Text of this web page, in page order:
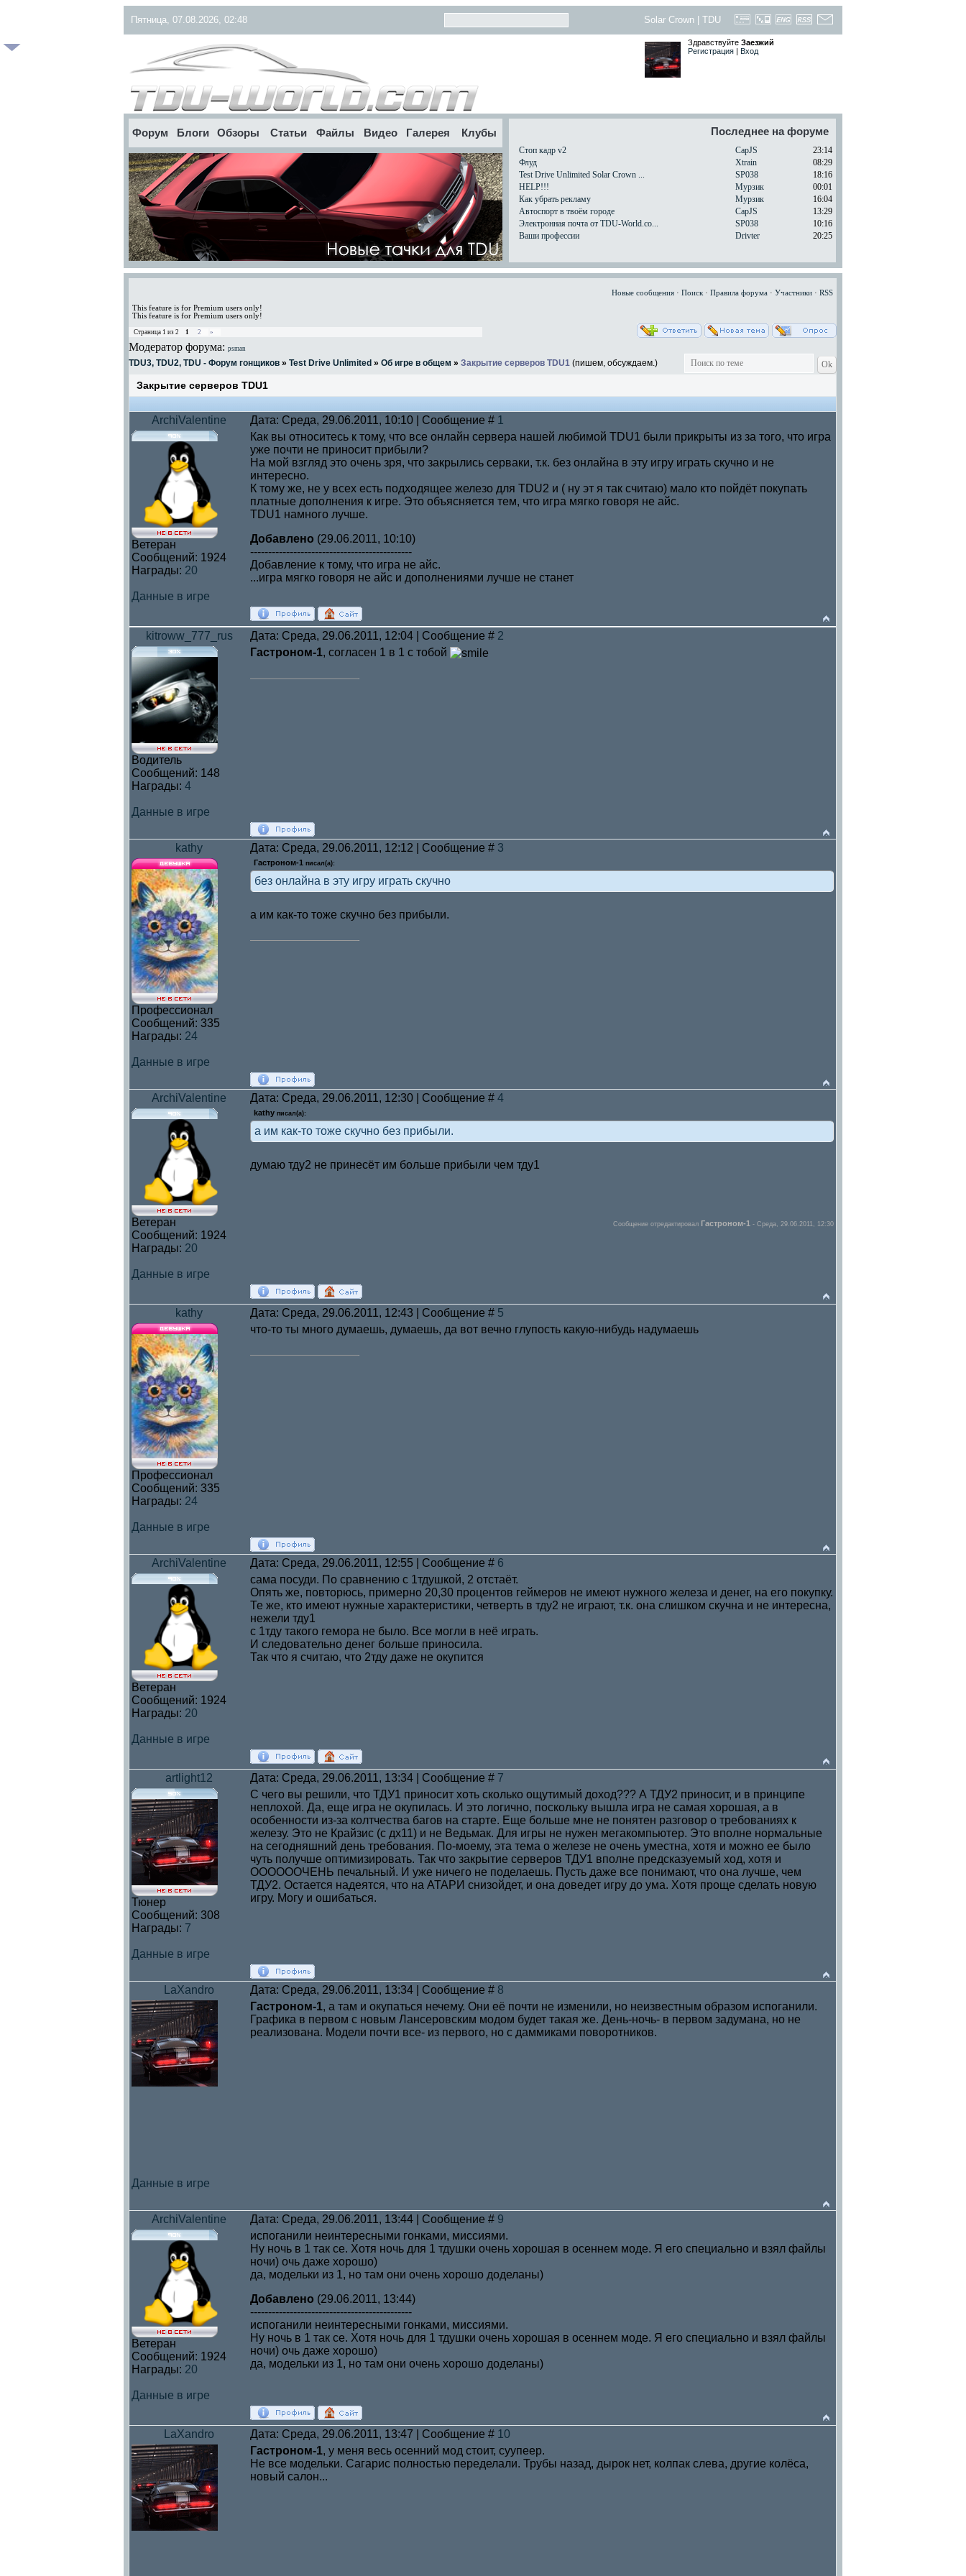
Пятница, 07.08.2026, 02:48 Solar Crown TDU
Здравствуйте Заезжий
Регистрация | Вход
Форум Блоги Обзоры Статьи Файлы Видео Галерея Клубы Последнее на форуме
Стоп кадр v2 CapJS
23:14
Флуд
Xtrain
08:29
Test Drive Unlimited Solar Crown ...
SP038
18:16
HELP!!!
Мурзик
00:01
Как убрать рекламу
Мурзик
16:04
Автоспорт в твоём городе
CapJS
13:29
Электронная почта от TDU-World.co...
SP038
10:16
Ваши профессии
Drivter 20:25
Новые сообщения · Поиск · Правила форума · Участники · RSS
This feature is for Premium users only!
This feature is for Premium users only!
Страница 1 из 2 1 2 »
Модератор форума: psman
TDU3, TDU2, TDU - Форум гонщиков » Test Drive Unlimited » Об игре в общем » Закрытие серверов TDU1 (пишем, обсуждаем.)
Закрытие серверов TDU1
ArchiValentine Дата: Среда, 29.06.2011, 10:10 | Сообщение # 1
Ветеран
Сообщений: 1924
Награды: 20
Данные в игре
Как вы относитесь к тому, что все онлайн сервера нашей любимой TDU1 были прикрыты из за того, что игра
уже почти не приносит прибыли?
На мой взгляд это очень зря, что закрылись серваки, т.к. без онлайна в эту игру играть скучно и не
интересно.
К тому же, не у всех есть подходящее железо для TDU2 и ( ну эт я так считаю) мало кто пойдёт покупать
платные дополнения к игре. Это объясняется тем, что игра мягко говоря не айс.
TDU1 намного лучше.
Добавлено (29.06.2011, 10:10)
---------------------------------------------
Добавление к тому, что игра не айс.
...игра мягко говоря не айс и дополнениями лучше не станет
kitroww_777_rus Дата: Среда, 29.06.2011, 12:04 | Сообщение # 2
Водитель
Сообщений: 148
Награды: 4
Данные в игре
Гастроном-1, согласен 1 в 1 с тобой
kathy Дата: Среда, 29.06.2011, 12:12 | Сообщение # 3
Профессионал
Сообщений: 335
Награды: 24
Данные в игре
Гастроном-1 писал(а):
без онлайна в эту игру играть скучно
а им как-то тоже скучно без прибыли.
ArchiValentine Дата: Среда, 29.06.2011, 12:30 | Сообщение # 4
Ветеран
Сообщений: 1924
Награды: 20
Данные в игре
kathy писал(а):
а им как-то тоже скучно без прибыли.
думаю тду2 не принесёт им больше прибыли чем тду1
Сообщение отредактировал Гастроном-1 - Среда, 29.06.2011, 12:30
kathy Дата: Среда, 29.06.2011, 12:43 | Сообщение # 5
Профессионал
Сообщений: 335
Награды: 24
Данные в игре
что-то ты много думаешь, думаешь, да вот вечно глупость какую-нибудь надумаешь
ArchiValentine Дата: Среда, 29.06.2011, 12:55 | Сообщение # 6
Ветеран
Сообщений: 1924
Награды: 20
Данные в игре
сама посуди. По сравнению с 1тдушкой, 2 отстаёт.
Опять же, повторюсь, примерно 20,30 процентов геймеров не имеют нужного железа и денег, на его покупку.
Те же, кто имеют нужные характеристики, четверть в тду2 не играют, т.к. она слишком скучна и не интересна,
нежели тду1
с 1тду такого гемора не было. Все могли в неё играть.
И следовательно денег больше приносила.
Так что я считаю, что 2тду даже не окупится
artlight12 Дата: Среда, 29.06.2011, 13:34 | Сообщение # 7
Тюнер
Сообщений: 308
Награды: 7
Данные в игре
C чего вы решили, что ТДУ1 приносит хоть сколько ощутимый доход??? А ТДУ2 приносит, и в принципе
неплохой. Да, еще игра не окупилась. И это логично, поскольку вышла игра не самая хорошая, а в
особенности из-за колтчества багов на старте. Еще больше мне не понятен разговор о требованиях к
железу. Это не Крайзис (с дх11) и не Ведьмак. Для игры не нужен мегакомпьютер. Это вполне нормальные
на сегодняшний день требования. По-моему, эта тема о железе не очень уместна, хотя и можно ее было
чуть получше оптимизировать. Так что закрытие серверов ТДУ1 вполне предсказуемый ход, хотя и
ООООООЧЕНЬ печальный. И уже ничего не поделаешь. Пусть даже все понимают, что она лучше, чем
ТДУ2. Остается надеятся, что на АТАРИ снизойдет, и она доведет игру до ума. Хотя проще сделать новую
игру. Могу и ошибаться.
LaXandro Дата: Среда, 29.06.2011, 13:34 | Сообщение # 8
Данные в игре
Гастроном-1, а там и окупаться нечему. Они её почти не изменили, но неизвестным образом испоганили.
Графика в первом с новым Лансеровским модом будет такая же. День-ночь- в первом задумана, но не
реализована. Модели почти все- из первого, но с даммиками поворотников.
ArchiValentine Дата: Среда, 29.06.2011, 13:44 | Сообщение # 9
Ветеран
Сообщений: 1924
Награды: 20
Данные в игре
испоганили неинтересными гонками, миссиями.
Ну ночь в 1 так се. Хотя ночь для 1 тдушки очень хорошая в осеннем моде. Я его специально и взял файлы
ночи) очь даже хорошо)
да, модельки из 1, но там они очень хорошо доделаны)
Добавлено (29.06.2011, 13:44)
---------------------------------------------
испоганили неинтересными гонками, миссиями.
Ну ночь в 1 так се. Хотя ночь для 1 тдушки очень хорошая в осеннем моде. Я его специально и взял файлы
ночи) очь даже хорошо)
да, модельки из 1, но там они очень хорошо доделаны)
LaXandro Дата: Среда, 29.06.2011, 13:47 | Сообщение # 10
Гастроном-1, у меня весь осенний мод стоит, суупеер.
Не все модельки. Сагарис полностью переделали. Трубы назад, дырок нет, колпак слева, другие колёса,
новый салон...